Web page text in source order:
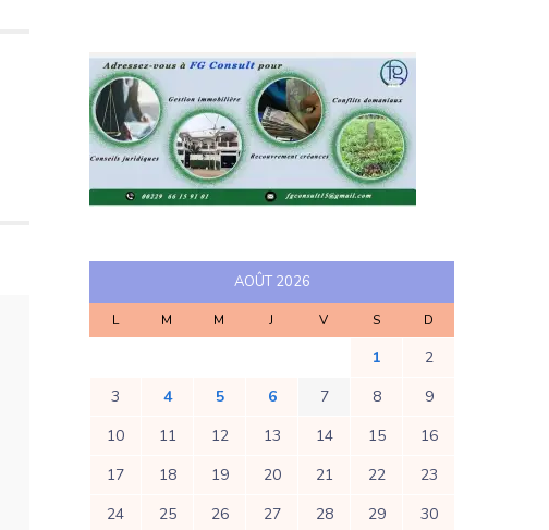
AOÛT 2026
L M M J V S D
1
2
3
4 5 6 7 8
9
10
11 12 13 14 15
16
17
18 19 20 21 22
23
24
25 26 27 28 29
30